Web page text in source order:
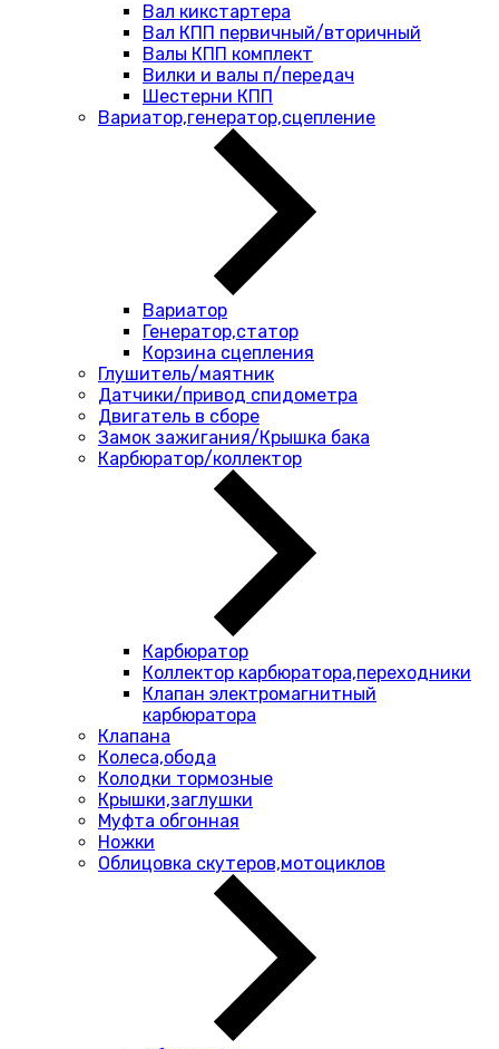
Вал кикстартера
Вал КПП первичный/вторичный
Валы КПП комплект
Вилки и валы п/передач
Шестерни КПП
Вариатор,генератор,сцепление
Вариатор
Генератор,статор
Корзина сцепления
Глушитель/маятник
Датчики/привод спидометра
Двигатель в сборе
Замок зажигания/Крышка бака
Карбюратор/коллектор
Карбюратор
Коллектор карбюратора,переходники
Клапан электромагнитный
карбюратора
Клапана
Колеса,обода
Колодки тормозные
Крышки,заглушки
Муфта обгонная
Ножки
Облицовка скутеров,мотоциклов